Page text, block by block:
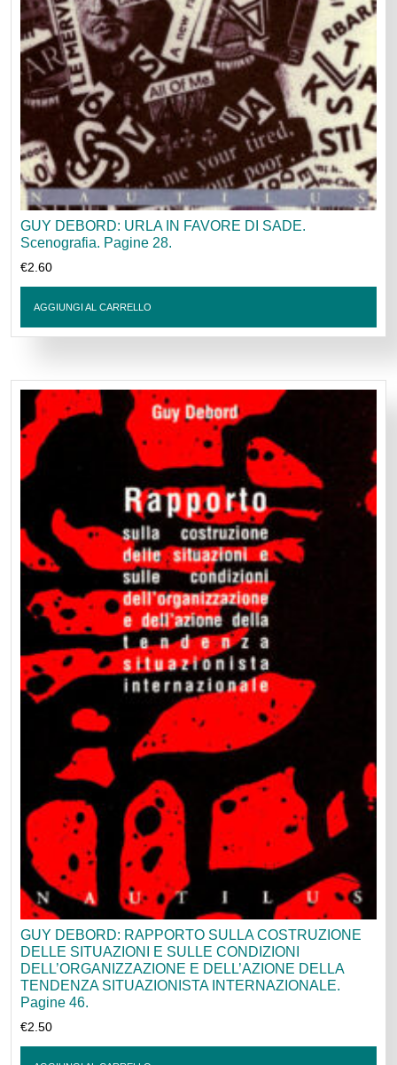
GUY DEBORD: URLA IN FAVORE DI SADE.
Scenografia. Pagine 28.
€2.60
AGGIUNGI AL CARRELLO
GUY DEBORD: RAPPORTO SULLA COSTRUZIONE
DELLE SITUAZIONI E SULLE CONDIZIONI
DELL’ORGANIZZAZIONE E DELL’AZIONE DELLA
TENDENZA SITUAZIONISTA INTERNAZIONALE.
Pagine 46.
€2.50